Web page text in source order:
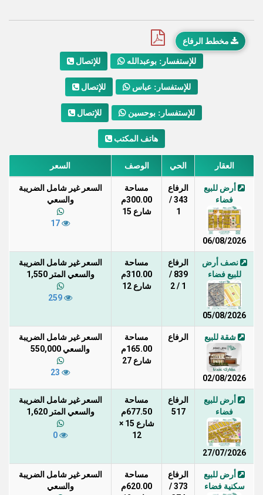
مخطط الرفاع
للإتصال للإستفسار: بوعبدالله
للإتصال للإستفسار: عباس
للإتصال للإستفسار: بوحسين
هاتف المكتب
العقار الحي الوصف السعر
أرض للبيع
فضاء
06/08/2026
الرفاع
343 /
1
مساحة
300.00م
شارع 15
السعر غير شامل الضريبة
والسعي
نصف أرض
للبيع فضاء
05/08/2026
الرفاع
839 /
1 / 2
مساحة
310.00م
شارع 12
السعر غير شامل الضريبة
والسعي المتر 1,550
شقة للبيع
02/08/2026
الرفاع
مساحة
165.00م
شارع 27
السعر غير شامل الضريبة
والسعي 550,000
أرض للبيع
فضاء
27/07/2026
الرفاع
517
مساحة
677.50م
شارع 15 ×
12
السعر غير شامل الضريبة
والسعي المتر 1,620
أرض للبيع
سكنية فضاء
الرفاع
373 /
مساحة
620.00م
السعر غير شامل الضريبة
والسعي